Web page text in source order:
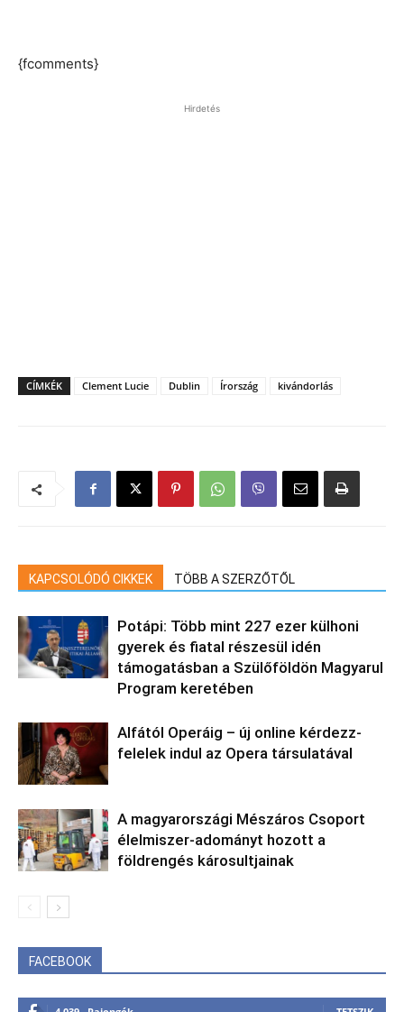
{fcomments}
Hirdetés
CÍMKÉK Clement Lucie Dublin Írország kivándorlás
KAPCSOLÓDÓ CIKKEK TÖBB A SZERZŐTŐL
Potápi: Több mint 227 ezer külhoni
gyerek és fiatal részesül idén
támogatásban a Szülőföldön Magyarul
Program keretében
Alfától Operáig – új online kérdezz-
felelek indul az Opera társulatával
A magyarországi Mészáros Csoport
élelmiszer-adományt hozott a
földrengés károsultjainak
FACEBOOK